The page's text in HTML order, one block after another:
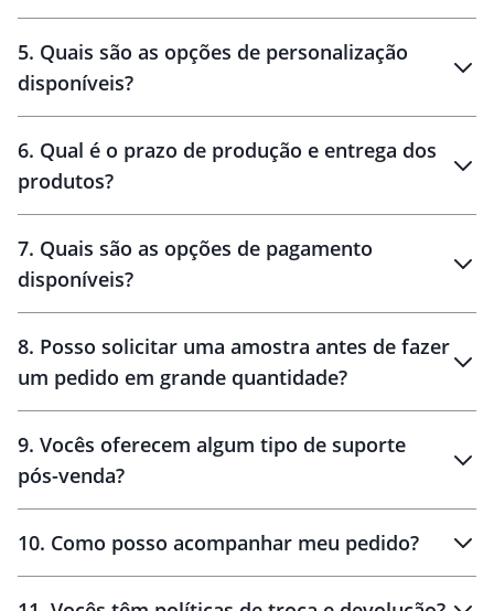
brinde
personalização
amostra virtual
5. Quais são as opções de personalização
disponíveis?
6. Qual é o prazo de produção e entrega dos
produtos?
10 dias
brinde
48 horas
7. Quais são as opções de pagamento
disponíveis?
8. Posso solicitar uma amostra antes de fazer
um pedido em grande quantidade?
amostras
9. Vocês oferecem algum tipo de suporte
pós-venda?
10. Como posso acompanhar meu pedido?